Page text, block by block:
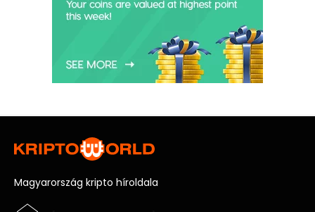
Magyarország kripto híroldala